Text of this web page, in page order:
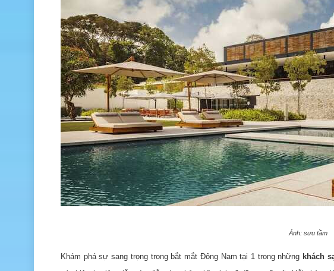
Ảnh: sưu tầm
Khám phá sự sang trọng trong bắt mắt Đông Nam tại 1 trong những khách